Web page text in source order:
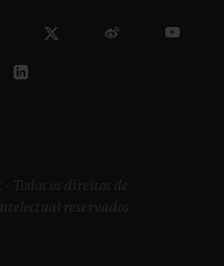
Todos os direitos de
reservados